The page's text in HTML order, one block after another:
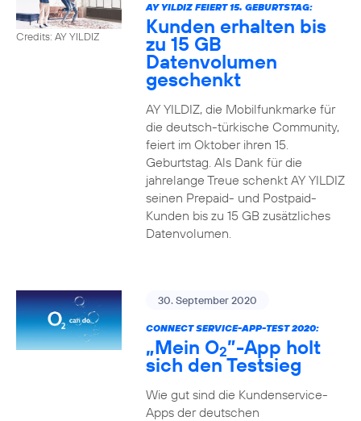
Credits: AY YILDIZ
AY YILDIZ FEIERT 15. GEBURTSTAG:
Kunden erhalten bis
zu 15 GB
Datenvolumen
geschenkt
AY YILDIZ, die Mobilfunkmarke für
die deutsch-türkische Community,
feiert im Oktober ihren 15.
Geburtstag. Als Dank für die
jahrelange Treue schenkt AY YILDIZ
seinen Prepaid- und Postpaid-
Kunden bis zu 15 GB zusätzliches
Datenvolumen.
30. September 2020
CONNECT SERVICE-APP-TEST 2020:
„Mein O2”-App holt
sich den Testsieg
Wie gut sind die Kundenservice-
Apps der deutschen